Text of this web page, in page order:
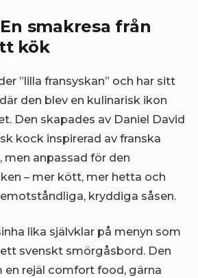
smakresa från
kök
”lilla fransyskan” och har sitt
den blev en kulinarisk ikon
Den skapades av Daniel David
kock inspirerad av franska
anpassad för den
– mer kött, mer hetta och
kryddiga såsen.
lika självklar på menyn som
svenskt smörgåsbord. Den
en rejäl comfort food, gärna